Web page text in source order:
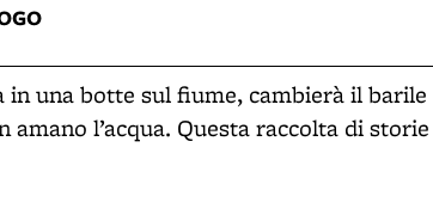
una botte sul fiume, cambierà il barile
amano l’acqua. Questa raccolta di